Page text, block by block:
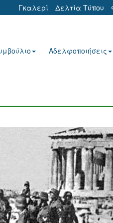
Γκαλερί Δελτία Τύπου
Αδελφοποιήσεις